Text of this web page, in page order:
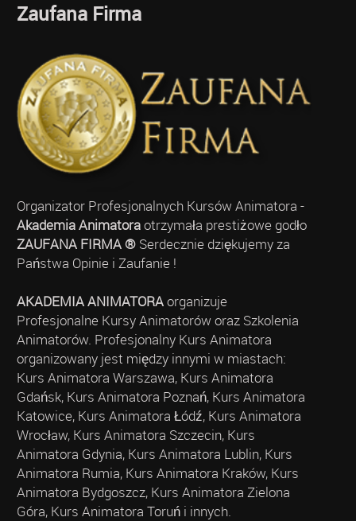
Zaufana Firma
Organizator Profesjonalnych Kursów Animatora -
Akademia Animatoraotrzymała prestiżowe godło
ZAUFANA FIRMA ®Serdecznie dziękujemy za
Państwa Opinie i Zaufanie !
AKADEMIA ANIMATORAorganizuje
Profesjonalne Kursy Animatorów oraz Szkolenia
Animatorów. Profesjonalny Kurs Animatora
organizowany jest między innymi w miastach:
Kurs Animatora Warszawa, Kurs Animatora
Gdańsk, Kurs Animatora Poznań, Kurs Animatora
Katowice, Kurs Animatora Łódź, Kurs Animatora
Wrocław, Kurs Animatora Szczecin, Kurs
Animatora Gdynia, Kurs Animatora Lublin, Kurs
Animatora Rumia, Kurs Animatora Kraków, Kurs
Animatora Bydgoszcz, Kurs Animatora Zielona
Góra, Kurs Animatora Toruń i innych.